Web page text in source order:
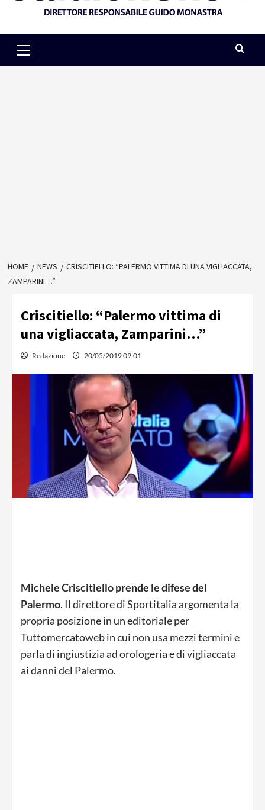
Menu
HOME NEWS
CRISCITIELLO: “PALERMO VITTIMA DI UNA VIGLIACCATA,
ZAMPARINI…”
Criscitiello: “Palermo vittima di
una vigliaccata, Zamparini…”
Redazione 20/05/2019 09:01
Michele Criscitiello prende le difese del
Palermo. Il direttore di Sportitalia argomenta la
propria posizione in un editoriale per
Tuttomercatoweb in cui non usa mezzi termini e
parla di ingiustizia ad orologeria e di vigliaccata
ai danni del Palermo.